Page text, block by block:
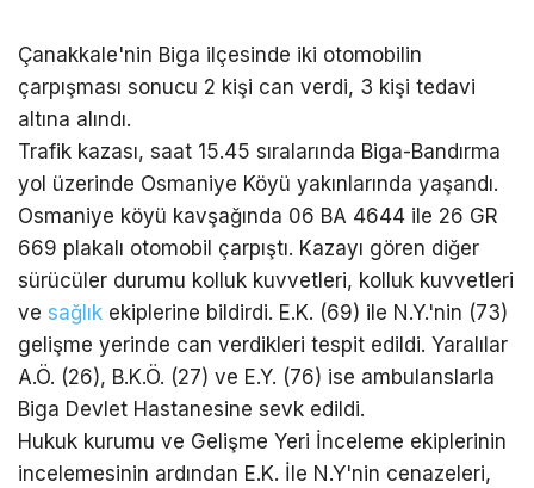
Çanakkale'nin Biga ilçesinde iki otomobilin
çarpışması sonucu 2 kişi can verdi, 3 kişi tedavi
altına alındı.
Trafik kazası, saat 15.45 sıralarında Biga-Bandırma
yol üzerinde Osmaniye Köyü yakınlarında yaşandı.
Osmaniye köyü kavşağında 06 BA 4644 ile 26 GR
669 plakalı otomobil çarpıştı. Kazayı gören diğer
sürücüler durumu kolluk kuvvetleri, kolluk kuvvetleri
ve sağlık ekiplerine bildirdi. E.K. (69) ile N.Y.'nin (73)
gelişme yerinde can verdikleri tespit edildi. Yaralılar
A.Ö. (26), B.K.Ö. (27) ve E.Y. (76) ise ambulanslarla
Biga Devlet Hastanesine sevk edildi.
Hukuk kurumu ve Gelişme Yeri İnceleme ekiplerinin
incelemesinin ardından E.K. İle N.Y'nin cenazeleri,